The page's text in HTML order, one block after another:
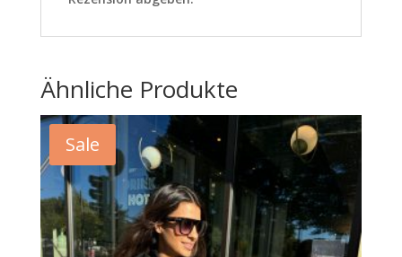
Ähnliche Produkte
Sale